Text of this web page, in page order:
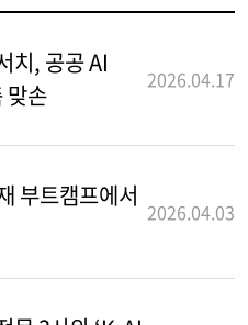
치, 공공 AI
맞손
2026.04.17
부트캠프에서
2026.04.03